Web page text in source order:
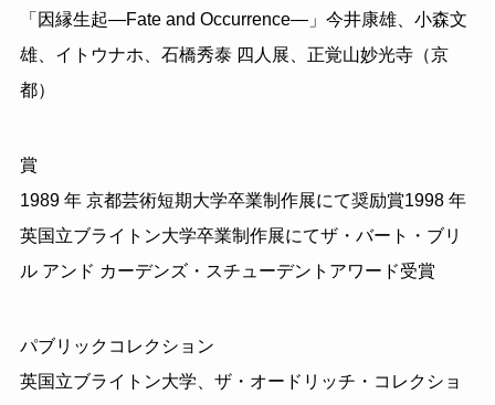
「因縁生起―Fate and Occurrence―」今井康雄、小森文
雄、イトウナホ、石橋秀泰 四人展、正覚山妙光寺（京
都）
賞
1989 年 京都芸術短期大学卒業制作展にて奨励賞1998 年
英国立ブライトン大学卒業制作展にてザ・バート・ブリ
ル アンド カーデンズ・スチューデントアワード受賞
パブリックコレクション
英国立ブライトン大学、ザ・オードリッチ・コレクショ